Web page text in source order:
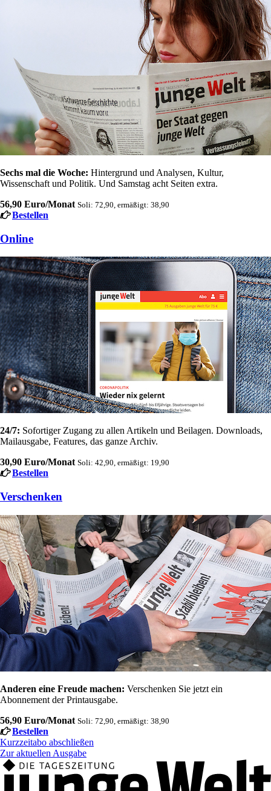
Sechs mal die Woche: Hintergrund und Analysen, Kultur,
Wissenschaft und Politik. Und Samstag acht Seiten extra.
56,90 Euro/Monat Soli: 72,90, ermäßigt: 38,90
Bestellen
Online
24/7: Sofortiger Zugang zu allen Artikeln und Beilagen. Downloads,
Mailausgabe, Features, das ganze Archiv.
30,90 Euro/Monat Soli: 42,90, ermäßigt: 19,90
Bestellen
Verschenken
Anderen eine Freude machen: Verschenken Sie jetzt ein
Abonnement der Printausgabe.
56,90 Euro/Monat Soli: 72,90, ermäßigt: 38,90
Bestellen
Kurzzeitabo abschließen
Zur aktuellen Ausgabe